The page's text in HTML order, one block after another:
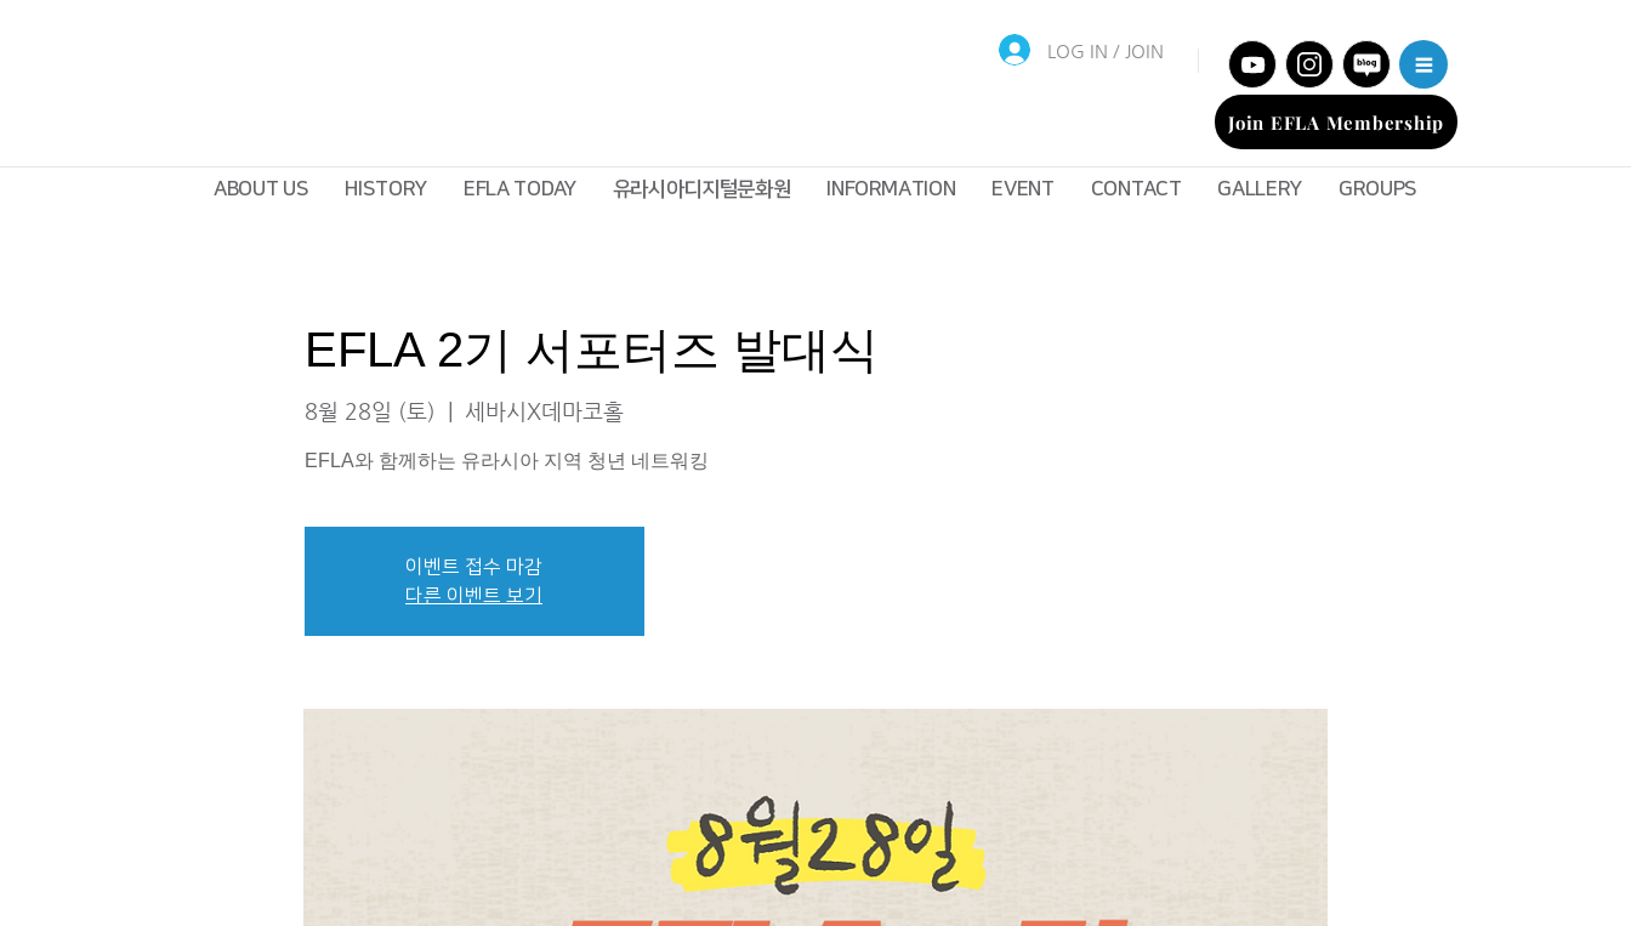
LOG IN / JOIN
Join EFLA Membership
ABOUT US HISTORY EFLA TODAY 유라시아디지털문화원 INFORMATION EVENT CONTACT GALLERY GROUPS
EFLA 2기 서포터즈 발대식
8월 28일 (토) 세바시X데마코홀
이벤트 접수 마감
다른 이벤트 보기